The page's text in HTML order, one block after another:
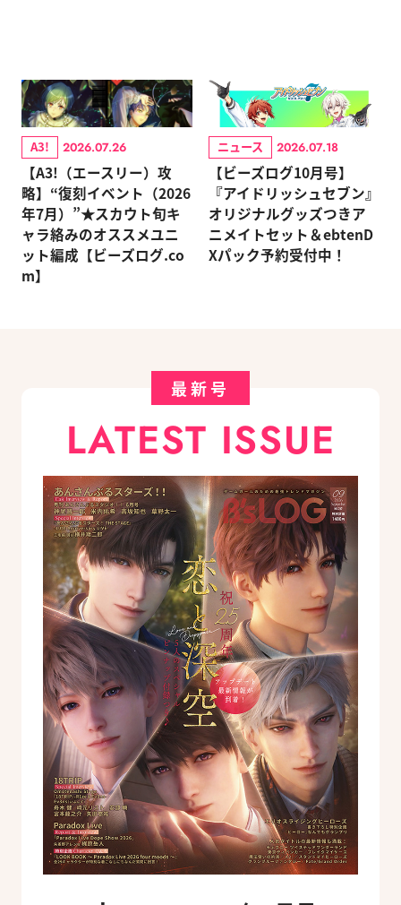
A3! 2026.07.26
【A3!（エースリー）攻
略】“復刻イベント（2026
年7月）”★スカウト旬キ
ャラ絡みのオススメユニ
ット編成【ビーズログ.co
m】
ニュース 2026.07.18
【ビーズログ10月号】
『アイドリッシュセブン』
オリジナルグッズつきア
ニメイトセット＆ebtenD
Xパック予約受付中！
最新号
LATEST ISSUE